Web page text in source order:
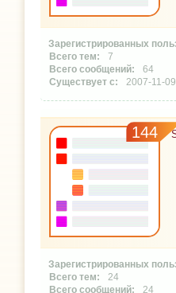
7
64
2007-11-09
144
24
24